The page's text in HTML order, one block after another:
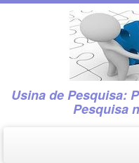
Usina de Pesquisa:
Pesquisa